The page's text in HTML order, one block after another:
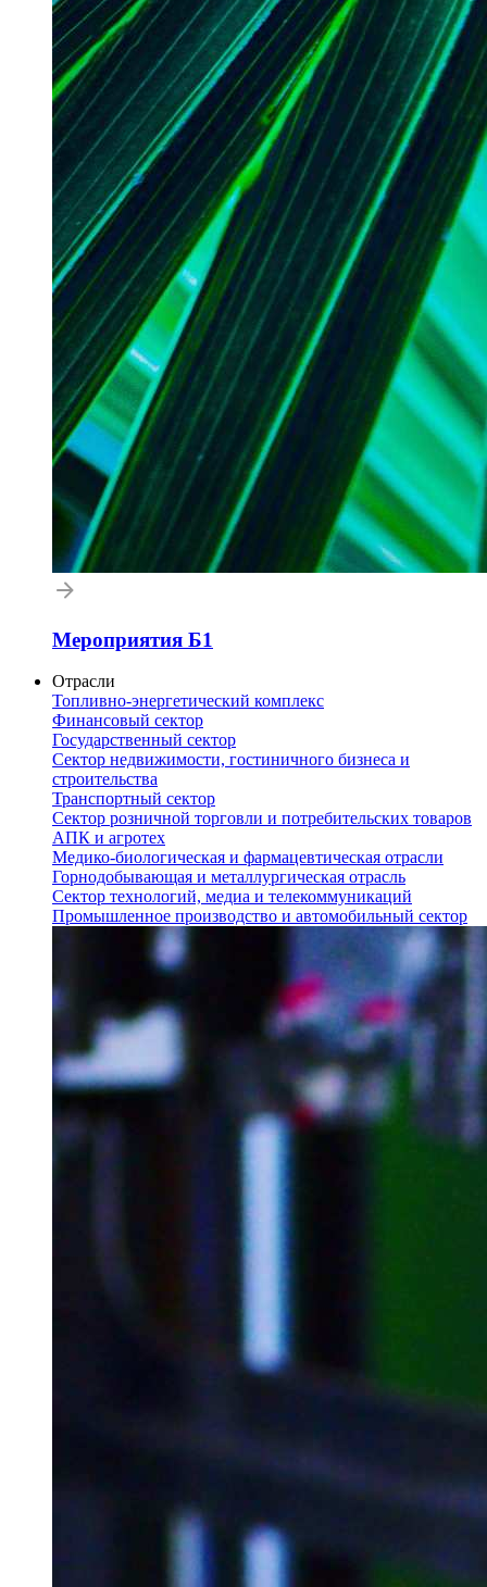
Мероприятия Б1
Отрасли
Топливно-энергетический комплекс
Финансовый сектор
Государственный сектор
Сектор недвижимости, гостиничного бизнеса и
строительства
Транспортный сектор
Сектор розничной торговли и потребительских товаров
АПК и агротех
Медико-биологическая и фармацевтическая отрасли
Горнодобывающая и металлургическая отрасль
Сектор технологий, медиа и телекоммуникаций
Промышленное производство и автомобильный сектор